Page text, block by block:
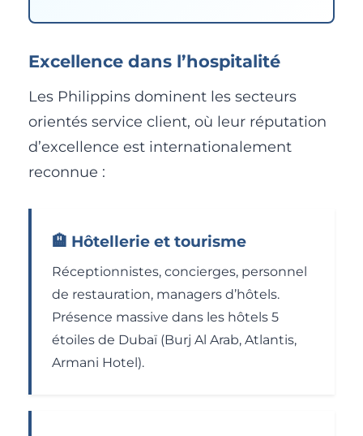
Excellence dans l’hospitalité
Les Philippins dominent les secteurs
orientés service client, où leur réputation
d’excellence est internationalement
reconnue :
🏨 Hôtellerie et tourisme
Réceptionnistes, concierges, personnel
de restauration, managers d’hôtels.
Présence massive dans les hôtels 5
étoiles de Dubaï (Burj Al Arab, Atlantis,
Armani Hotel).